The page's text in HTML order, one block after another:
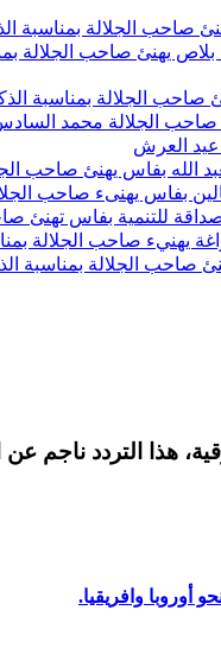
بمناسبة الذكرى 27 لعيد العرش
بلاص يهنئ صاحب
بمناسبة الذكرى 27 لعيد العرش
محمد السادس نصره الله
عيد العرش
بفاس يهنئ صاحب
بفاس يهنىء صاحب
للتنمية بفاس تهنئ
صاحب الجلالة
صاحب الجلالة بمناسبة
هذا التردد ناجم
أوروبا وافريقيا.